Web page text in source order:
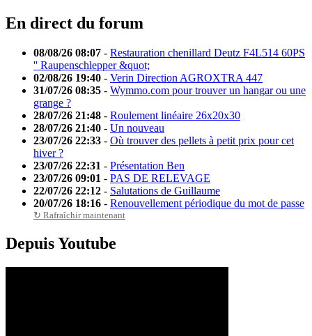
En direct du forum
08/08/26 08:07 - Restauration chenillard Deutz F4L514 60PS
'' Raupenschlepper &quot;
02/08/26 19:40 - Verin Direction AGROXTRA 447
31/07/26 08:35 - Wymmo.com pour trouver un hangar ou une
grange ?
28/07/26 21:48 - Roulement linéaire 26x20x30
28/07/26 21:40 - Un nouveau
23/07/26 22:33 - Où trouver des pellets à petit prix pour cet
hiver ?
23/07/26 22:31 - Présentation Ben
23/07/26 09:01 - PAS DE RELEVAGE
22/07/26 22:12 - Salutations de Guillaume
20/07/26 18:16 - Renouvellement périodique du mot de passe
↻ Rafraîchir maintenant
Depuis Youtube